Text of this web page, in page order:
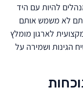
להיות עם היד
לא משמש אותם
לארגון מומלץ
הגינות ושמירה על